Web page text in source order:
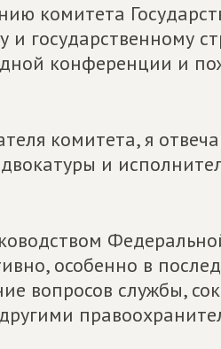
комитета
государственному
конференции и
комитета, я
и
особенно в
вопросов службы,